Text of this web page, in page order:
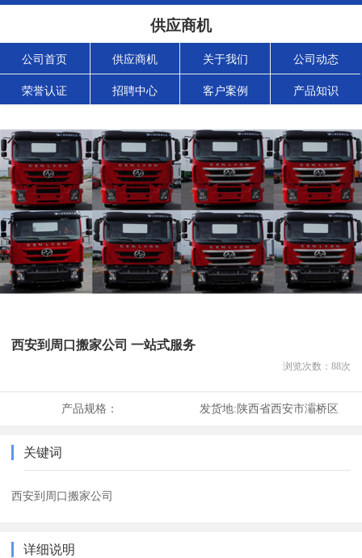
供应商机
公司首页 供应商机 关于我们 公司动态
荣誉认证 招聘中心 客户案例 产品知识
西安到周口搬家公司 一站式服务
浏览次数： 88次
产品规格： 发货地:陕西省西安市灞桥区
关键词
西安到周口搬家公司
详细说明